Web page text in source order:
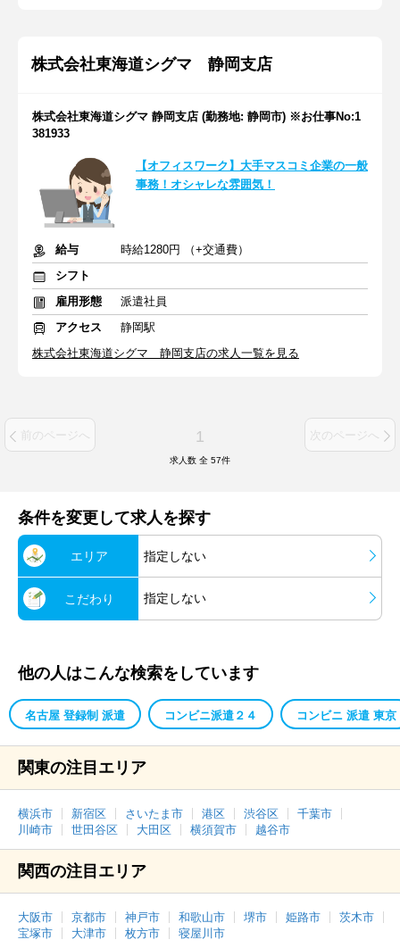
株式会社東海道シグマ 静岡支店
株式会社東海道シグマ 静岡支店 (勤務地: 静岡市) ※お仕事No:1
381933
【オフィスワーク】大手マスコミ企業の一般
事務！オシャレな雰囲気！
給与
時給1280円 （+交通費）
シフト
雇用形態
派遣社員
アクセス
静岡駅
株式会社東海道シグマ 静岡支店の求人一覧を見る
前のページへ 1 次のページへ
求人数 全 57件
条件を変更して求人を探す
エリア 指定しない
こだわり 指定しない
他の人はこんな検索をしています
名古屋 登録制 派遣 コンビニ派遣２４ コンビニ 派遣 東京
関東の注目エリア
横浜市 新宿区 さいたま市 港区 渋谷区
千葉市
川崎市
世田谷区 大田区 横須賀市 越谷市
関西の注目エリア
大阪市 京都市 神戸市 和歌山市 堺市 姫路市
茨木市
宝塚市
大津市 枚方市 寝屋川市